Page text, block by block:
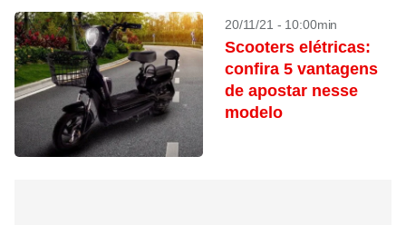
20/11/21 - 10:00min
Scooters elétricas:
confira 5 vantagens
de apostar nesse
modelo